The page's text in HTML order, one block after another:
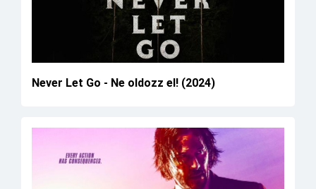
Never Let Go - Ne oldozz el! (2024)